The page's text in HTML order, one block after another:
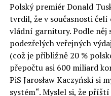
Otázky spojené s vývojem
fóru AI zvláště
zahrnovat vyhrazenou
panelů, prezentací,
Budou diskutovány klíčové
inteligence ve společnosti,
komerčních služeb. Budou
Polský premiér Donald
tvrdil, že v současnosti
vládní garnitury. Podle něj
podezřelých veřejných
(což je přibližně 20 %
přepočtu asi 600 miliard
PiS Jarosław Kaczyński si
systém“. Myslel si, že